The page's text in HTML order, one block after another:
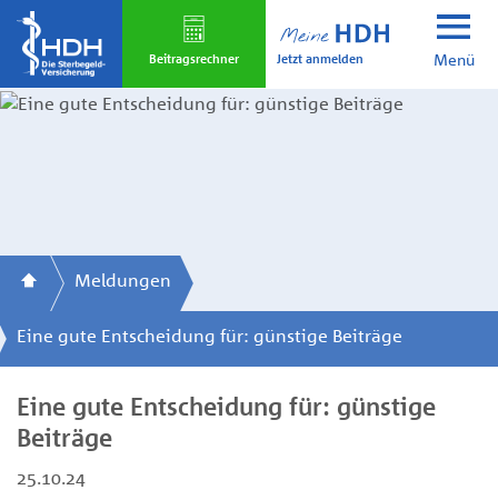
Skip
main
content
Beitrags­rechner Jetzt anmelden Menü
Meldungen
Eine gute Entscheidung für: günstige Beiträge
Eine gute Entscheidung für: günstige
Beiträge
25.10.24